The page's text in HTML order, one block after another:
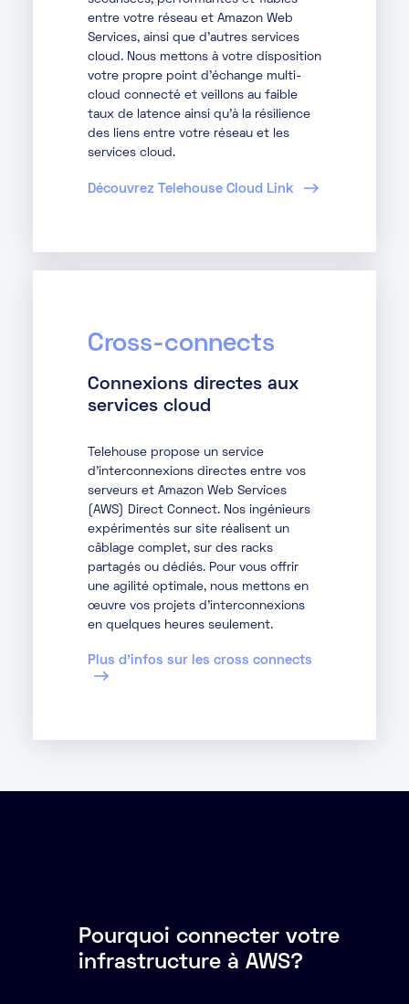
entre votre réseau et Amazon Web
Services, ainsi que d'autres services
cloud. Nous mettons à votre disposition
votre propre point d’échange multi-
cloud connecté et veillons au faible
taux de latence ainsi qu’à la résilience
des liens entre votre réseau et les
services cloud.
Découvrez Telehouse Cloud Link
Cross-connects
Connexions directes aux
services cloud
Telehouse propose un service
d’interconnexions directes entre vos
serveurs et Amazon Web Services
(AWS) Direct Connect. Nos ingénieurs
expérimentés sur site réalisent un
câblage complet, sur des racks
partagés ou dédiés. Pour vous offrir
une agilité optimale, nous mettons en
œuvre vos projets d’interconnexions
en quelques heures seulement.
Plus d’infos sur les cross connects
Pourquoi connecter votre
infrastructure à AWS?